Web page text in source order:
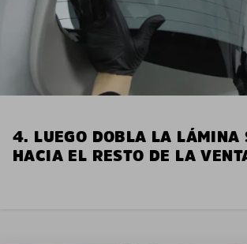
4. LUEGO DOBLA LA LÁMINA
HACIA EL RESTO DE LA